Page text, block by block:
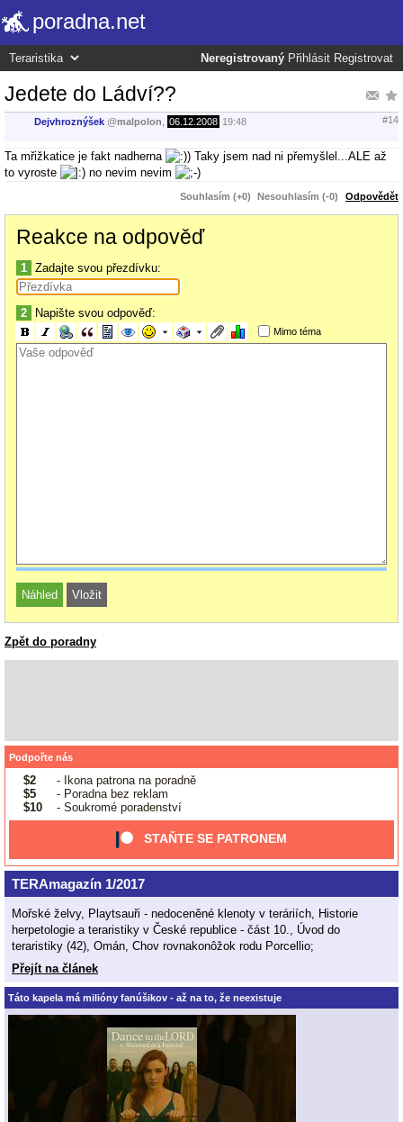
poradna.net
Neregistrovaný Přihlásit Registrovat
Jedete do Ládví??
Dejvhroznýšek @malpolon 06.12.2008 19:48 #14
Ta mřižkatice je fakt nadherna
Taky jsem nad ni přemyšlel...ALE až
to vyroste
no nevim nevim
Souhlasím (+0) Nesouhlasím (-0) Odpovědět
Reakce na odpověď
1 Zadajte svou přezdívku:
2 Napište svou odpověď:
Mimo téma
Zpět do poradny
Podpořte nás
$2
- Ikona patrona na poradně
$5
- Poradna bez reklam
$10
- Soukromé poradenství
STAŇTE SE PATRONEM
TERAmagazín 1/2017
Mořské želvy, Playtsauři - nedoceněné klenoty v teráriích, Historie
herpetologie a teraristiky v České republice - část 10., Úvod do
teraristiky (42), Omán, Chov rovnakonôžok rodu Porcellio;
Přejít na článek
Táto kapela má milióny fanúšikov - až na to, že neexistuje